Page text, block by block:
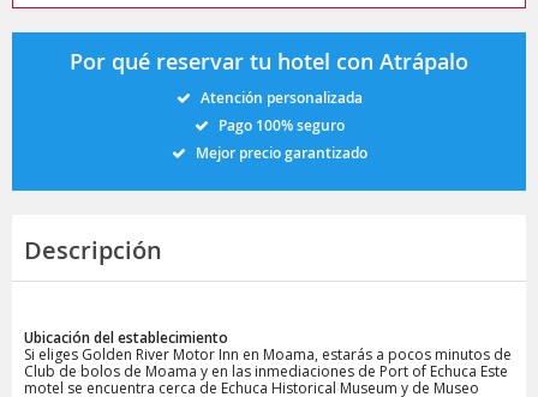
Por qué reservar tu hotel con Atrápalo
Atención personalizada
Pago 100% seguro
Mejor precio garantizado
Descripción
Ubicación del establecimiento
Si eliges Golden River Motor Inn en Moama, estarás a pocos minutos de
Club de bolos de Moama y en las inmediaciones de Port of Echuca Este
motel se encuentra cerca de Echuca Historical Museum y de Museo